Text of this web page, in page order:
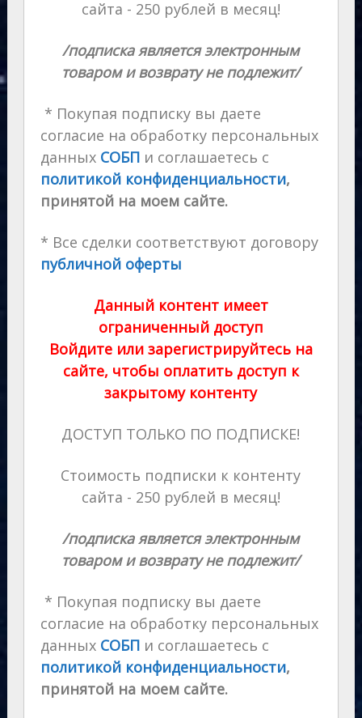
сайта - 250 рублей в месяц!
/подписка является электронным
товаром и возврату не подлежит/
* Покупая подписку вы даете
согласие на обработку персональных
данных СОБП и соглашаетесь с
политикой конфиденциальности,
принятой на моем сайте.
* Все сделки соответствуют договору
публичной оферты
Данный контент имеет
ограниченный доступ
Войдите или зарегистрируйтесь на
сайте, чтобы оплатить доступ к
закрытому контенту
ДОСТУП ТОЛЬКО ПО ПОДПИСКЕ!
Стоимость подписки к контенту
сайта - 250 рублей в месяц!
/подписка является электронным
товаром и возврату не подлежит/
* Покупая подписку вы даете
согласие на обработку персональных
данных СОБП и соглашаетесь с
политикой конфиденциальности,
принятой на моем сайте.